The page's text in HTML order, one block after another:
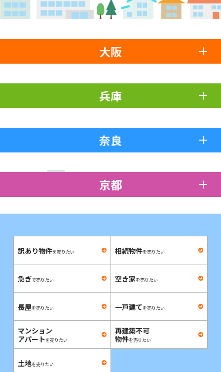
大阪
兵庫
奈良
京都
訳あり物件を売りたい 相続物件を売りたい
急ぎで売りたい 空き家を売りたい
長屋を売りたい 一戸建てを売りたい
マンション
アパートを売りたい
再建築不可
物件を売りたい
土地を売りたい